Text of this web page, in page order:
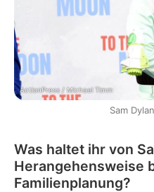
ActionPress / Michael Timm
Sam
Was haltet ihr von
Herangehensweise
Familienplanung?